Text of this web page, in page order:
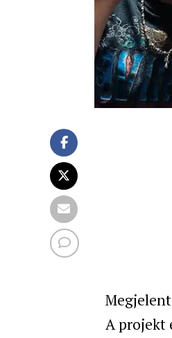
A projekt